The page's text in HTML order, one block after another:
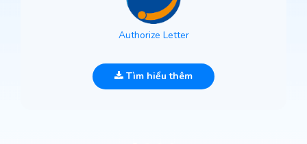
Authorize Letter
Tìm hiểu thêm